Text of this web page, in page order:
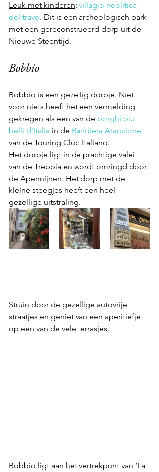
Leuk met kinderen: villagio neolitica
del travo. Dit is een archeologisch park
met een gereconstrueerd dorp uit de
Nieuwe Steentijd.
Bobbio
Bobbio is een gezellig dorpje. Niet
voor niets heeft het een vermelding
gekregen als een van de borghi piu
belli d’Italia in de Bandiera Arancione
van de Touring Club Italiano.
Het dorpje ligt in de prachtige valei
van de Trebbia en wordt omringd door
de Apennijnen. Het dorp met de
kleine steegjes heeft een heel
gezellige uitstraling.
Struin door de gezellige autovrije
straatjes en geniet van een aperitiefje
op een van de vele terrasjes.
Bobbio ligt aan het vertrekpunt van ‘La